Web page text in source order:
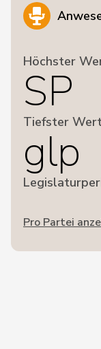
Höchster
SP
Tiefster
glp
Pro Partei